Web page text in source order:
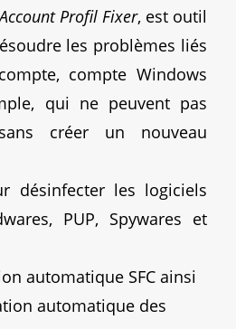
Profil Fixer, est outil
les problèmes liés
compte Windows
qui ne peuvent pas
créer un nouveau
désinfecter les logiciels
PUP, Spywares et
automatique SFC ainsi
automatique des